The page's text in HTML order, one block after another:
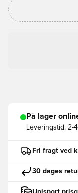
På lager
Leveringstid: 2-
Fri fragt ved
30 dages